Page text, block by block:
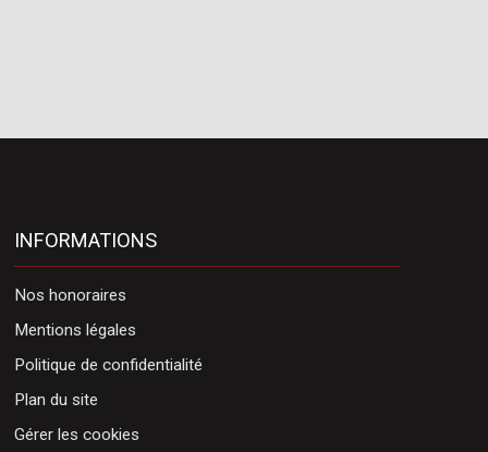
INFORMATIONS
Nos honoraires
Mentions légales
Politique de confidentialité
Plan du site
Gérer les cookies